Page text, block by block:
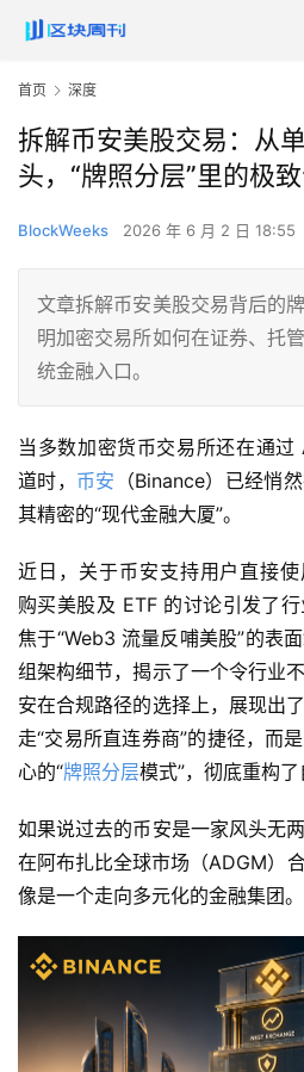
首页 深度
拆解币安美股交易：从
头，“牌照分层”里的极
BlockWeeks 2026 年 6 月 2 日 18:55
文章拆解币安美股交易背后的
明加密交易所如何在证券、托
统金融入口。
当多数加密货币交易所还在通
道时， 币安 （Binance）已经悄
其精密的“现代金融大厦”。
近日，关于币安支持用户直接
购买美股及 ETF 的讨论引发了
焦于“Web3 流量反哺美股”的表
组架构细节，揭示了一个令行业
安在合规路径的选择上，展现出
走“交易所直连券商”的捷径，而
心的“牌照分层模式”，彻底重构了
如果说过去的币安是一家风头无
在阿布扎比全球市场（ADGM）
像是一个走向多元化的金融集团。